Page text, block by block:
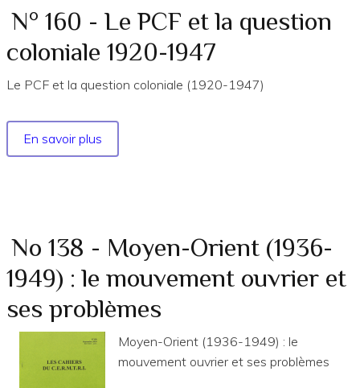
Les
zimmerwaldiens
français
1917
N° 160 - Le PCF et la question
coloniale 1920-1947
Le PCF et la question coloniale (1920-1947)
En savoir plus
N°
PCF
et
la
question
coloniale
1920-
1947
No 138 - Moyen-Orient (1936-
1949) : le mouvement ouvrier et
ses problèmes
Moyen-Orient (1936-1949) : le
mouvement ouvrier et ses problèmes